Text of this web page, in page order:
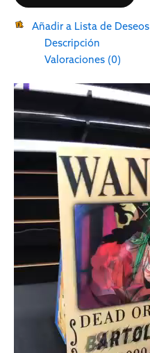
Añadir a Lista de Deseos
Descripción
Valoraciones (0)